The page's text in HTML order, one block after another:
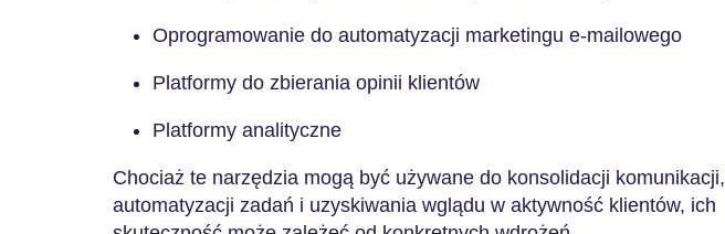
Oprogramowanie do automatyzacji marketingu e-mailowego
Platformy do zbierania opinii klientów
Platformy analityczne
Chociaż te narzędzia mogą być używane do konsolidacji komunikacji,
automatyzacji zadań i uzyskiwania wglądu w aktywność klientów, ich